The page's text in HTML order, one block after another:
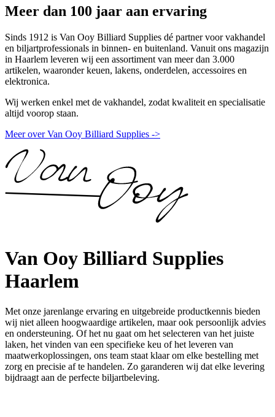
Meer dan 100 jaar aan ervaring
Sinds 1912 is Van Ooy Billiard Supplies dé partner voor vakhandel
en biljartprofessionals in binnen- en buitenland. Vanuit ons magazijn
in Haarlem leveren wij een assortiment van meer dan 3.000
artikelen, waaronder keuen, lakens, onderdelen, accessoires en
elektronica.
Wij werken enkel met de vakhandel, zodat kwaliteit en specialisatie
altijd voorop staan.
Meer over Van Ooy Billiard Supplies ->
Van Ooy Billiard Supplies
Haarlem
Met onze jarenlange ervaring en uitgebreide productkennis bieden
wij niet alleen hoogwaardige artikelen, maar ook persoonlijk advies
en ondersteuning. Of het nu gaat om het selecteren van het juiste
laken, het vinden van een specifieke keu of het leveren van
maatwerkoplossingen, ons team staat klaar om elke bestelling met
zorg en precisie af te handelen. Zo garanderen wij dat elke levering
bijdraagt aan de perfecte biljartbeleving.